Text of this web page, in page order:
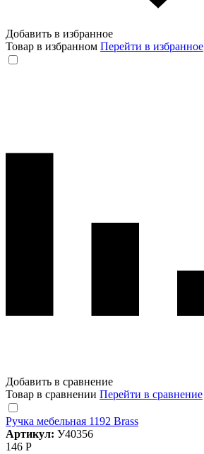
Добавить в избранное
Товар в избранном Перейти в избранное
Добавить в сравнение
Товар в сравнении Перейти в сравнение
Ручка мебельная 1192 Brass
Артикул: У40356
146 Р